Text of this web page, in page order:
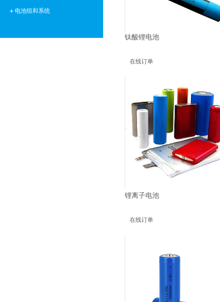
电池组和系统
钛酸锂电池
在线订单
锂离子电池
在线订单